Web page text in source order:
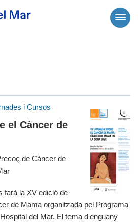
i Cursos
el Càncer de
de Càncer de
farà la XV edició de
de Mama organitzada pel Programa
del Mar. El tema d'enguany